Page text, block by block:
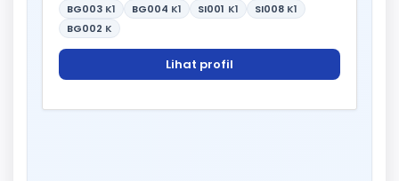
BG003 K1 BG004 K1 SI001 K1 SI008 K1
BG002 K
Lihat profil